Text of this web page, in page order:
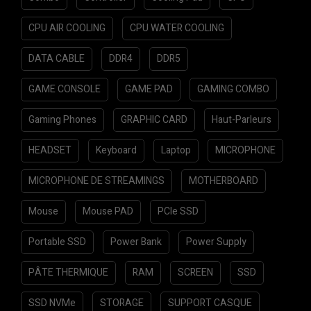
CPU AIR COOLING CPU WATER COOLING
DATA CABLE DDR4 DDR5
GAME CONSOLE GAME PAD GAMING COMBO
Gaming Phones GRAPHIC CARD Haut-Parleurs
HEADSET Keyboard Laptop MICROPHONE
MICROPHONE DE STREAMINGS MOTHERBOARD
Mouse Mouse PAD PCIe SSD
Portable SSD Power Bank Power Supply
PÂTE THERMIQUE RAM SCREEN SSD
SSD NVMe STORAGE SUPPORT CASQUE